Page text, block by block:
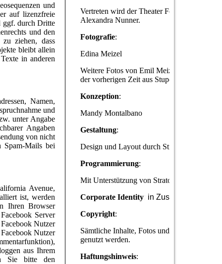
und
auf lizenzfreie
ggf. durch Dritte
und den
ziehen, dass
bleibt allein
in anderen
Namen,
und
unter Angabe
Angaben
von nicht
Spam-Mails bei
Avenue,
ist, werden
Ihren Browser
Server
Nutzer
Nutzer
aus Ihrem
Sie bitte den
Vertreten wird der Theater Förderverein
Alexandra Nunner.
Fotografie:
Edina Meizel
Weitere Fotos von Emil Meizel, Klaus
der vorherigen Zeit aus Stupor Mundi
Konzeption:
Mandy Montalbano
Gestaltung:
Design und Layout durch Strato-
Programmierung:
Mit Unterstützung von Strato-Hosting.co.uk
Corporate Identity in Zusammenarbeit
Copyright:
Sämtliche Inhalte, Fotos und Videos
genutzt werden.
Haftungshinweis: